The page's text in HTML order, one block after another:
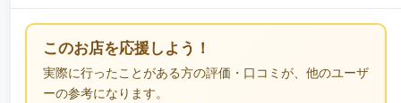
このお店を応援しよう！
実際に行ったことがある方の評価・口コミが、他のユーザ
ーの参考になります。